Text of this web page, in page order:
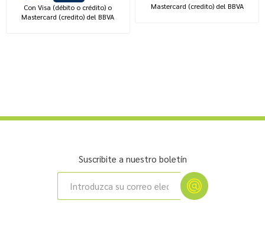
Con Visa (débito o crédito) o
Mastercard (credito) del BBVA
Mastercard (credito) del BBVA
Suscribite a nuestro boletín